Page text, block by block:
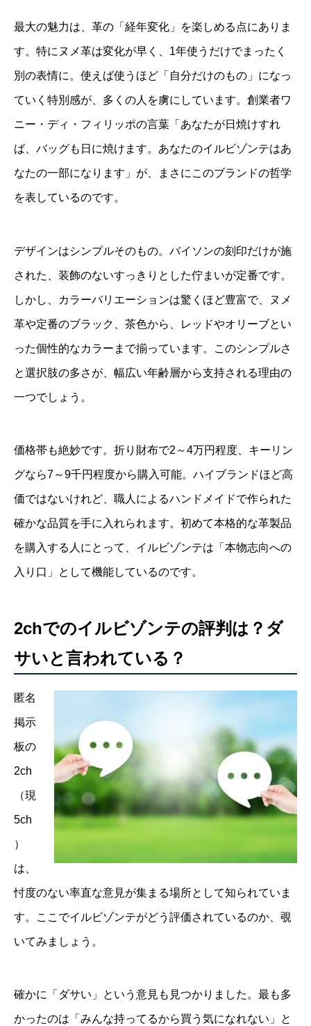
最大の魅力は、革の「経年変化」を楽しめる点にありま
す。特にヌメ革は変化が早く、1年使うだけでまったく
別の表情に。使えば使うほど「自分だけのもの」になっ
ていく特別感が、多くの人を虜にしています。創業者ワ
ニー・ディ・フィリッポの言葉「あなたが日焼けすれ
ば、バッグも日に焼けます。あなたのイルビゾンテはあ
なたの一部になります」が、まさにこのブランドの哲学
を表しているのです。
デザインはシンプルそのもの。バイソンの刻印だけが施
された、装飾のないすっきりとした佇まいが定番です。
しかし、カラーバリエーションは驚くほど豊富で、ヌメ
革や定番のブラック、茶色から、レッドやオリーブとい
った個性的なカラーまで揃っています。このシンプルさ
と選択肢の多さが、幅広い年齢層から支持される理由の
一つでしょう。
価格帯も絶妙です。折り財布で2～4万円程度、キーリン
グなら7～9千円程度から購入可能。ハイブランドほど高
価ではないけれど、職人によるハンドメイドで作られた
確かな品質を手に入れられます。初めて本格的な革製品
を購入する人にとって、イルビゾンテは「本物志向への
入り口」として機能しているのです。
2chでのイルビゾンテの評判は？ダ
サいと言われている？
匿名
掲示
板の
2ch
（現
5ch
）
は、
忖度のない率直な意見が集まる場所として知られていま
す。ここでイルビゾンテがどう評価されているのか、覗
いてみましょう。
確かに「ダサい」という意見も見つかりました。最も多
かったのは「みんな持ってるから買う気になれない」と